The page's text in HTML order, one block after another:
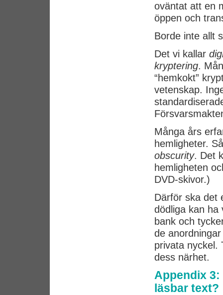
oväntat att en
öppen och
Borde inte allt
Det vi kallar
kryptering.
“hemkokt”
vetenskap.
Många års
hemligheter.
obscurity. Det
hemligheten
DVD-skivor.)
Därför ska det
dödliga kan ha
bank och
de
privata nyckel.
dess närhet.
Appendix
läsbar text?